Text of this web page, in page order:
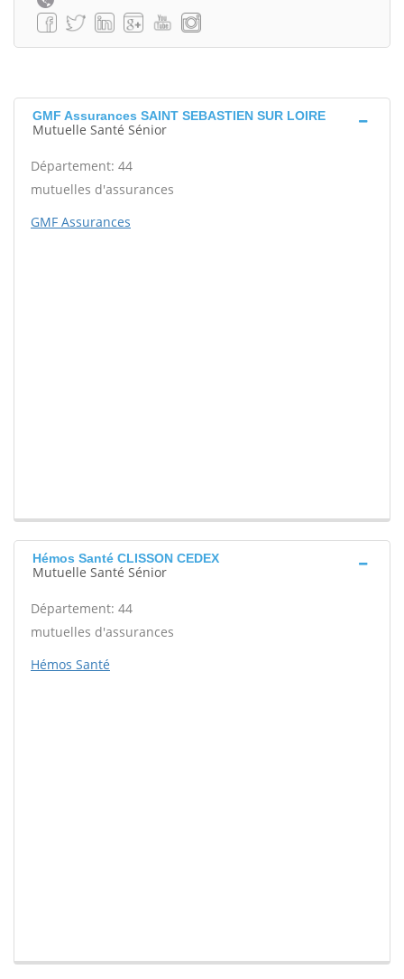
GMF Assurances SAINT SEBASTIEN SUR LOIRE
Mutuelle Santé Sénior
Département: 44
mutuelles d'assurances
GMF Assurances
Hémos Santé CLISSON CEDEX
Mutuelle Santé Sénior
Département: 44
mutuelles d'assurances
Hémos Santé